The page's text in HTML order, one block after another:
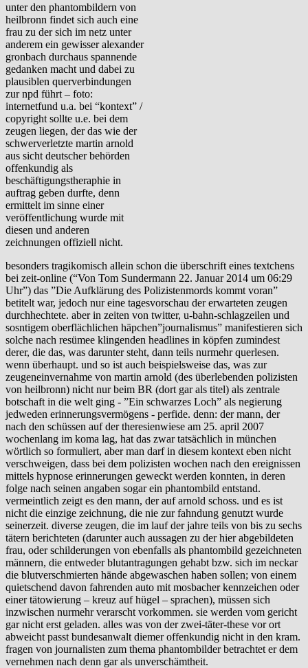
unter den phantombildern von
heilbronn findet sich auch eine
frau zu der sich im netz unter
anderem ein gewisser alexander
gronbach durchaus spannende
gedanken macht und dabei zu
plausiblen querverbindungen
zur npd führt – foto:
internetfund u.a. bei “kontext” /
copyright sollte u.e. bei dem
zeugen liegen, der das wie der
schwerverletzte martin arnold
aus sicht deutscher behörden
offenkundig als
beschäftigungstheraphie in
auftrag geben durfte, denn
ermittelt im sinne einer
veröffentlichung wurde mit
diesen und anderen
zeichnungen offiziell nicht.
besonders tragikomisch allein schon die überschrift eines textchens
bei zeit-online (“Von Tom Sundermann 22. Januar 2014 um 06:29
Uhr”) das ”Die Aufklärung des Polizistenmords kommt voran”
betitelt war, jedoch nur eine tagesvorschau der erwarteten zeugen
durchhechtete. aber in zeiten von twitter, u-bahn-schlagzeilen und
sosntigem oberflächlichen häpchen”journalismus” manifestieren sich
solche nach resümee klingenden headlines in köpfen zumindest
derer, die das, was darunter steht, dann teils nurmehr querlesen.
wenn überhaupt. und so ist auch beispielsweise das, was zur
zeugeneinvernahme von martin arnold (des überlebenden polizisten
von heilbronn) nicht nur beim BR (dort gar als titel) als zentrale
botschaft in die welt ging - ”Ein schwarzes Loch” als negierung
jedweden erinnerungsvermögens - perfide. denn: der mann, der
nach den schüssen auf der theresienwiese am 25. april 2007
wochenlang im koma lag, hat das zwar tatsächlich in münchen
wörtlich so formuliert, aber man darf in diesem kontext eben nicht
verschweigen, dass bei dem polizisten wochen nach den ereignissen
mittels hypnose erinnerungen geweckt werden konnten, in deren
folge nach seinen angaben sogar ein phantombild entstand.
vermeintlich zeigt es den mann, der auf arnold schoss. und es ist
nicht die einzige zeichnung, die nie zur fahndung genutzt wurde
seinerzeit. diverse zeugen, die im lauf der jahre teils von bis zu sechs
tätern berichteten (darunter auch aussagen zu der hier abgebildeten
frau, oder schilderungen von ebenfalls als phantombild gezeichneten
männern, die entweder blutantragungen gehabt bzw. sich im neckar
die blutverschmierten hände abgewaschen haben sollen; von einem
quietschend davon fahrenden auto mit mosbacher kennzeichen oder
einer tätowierung – kreuz auf hügel – sprachen), müssen sich
inzwischen nurmehr verarscht vorkommen. sie werden vom gericht
gar nicht erst geladen. alles was von der zwei-täter-these vor ort
abweicht passt bundesanwalt diemer offenkundig nicht in den kram.
fragen von journalisten zum thema phantombilder betrachtet er dem
vernehmen nach denn gar als unverschämtheit.